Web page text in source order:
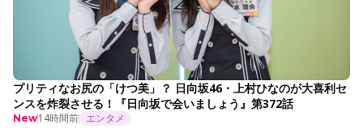
プリティなお尻の「けつ美」？ 日向坂46・上村ひなのが大喜利セ
ンスを炸裂させる！『日向坂で会いましょう』第372話
New14時間前 エンタメ